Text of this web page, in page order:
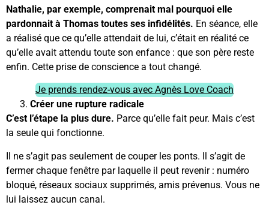
Nathalie, par exemple, comprenait mal pourquoi elle
pardonnait à Thomas toutes ses infidélités. En séance, elle
a réalisé que ce qu’elle attendait de lui, c’était en réalité ce
qu’elle avait attendu toute son enfance : que son père reste
enfin. Cette prise de conscience a tout changé.
Je prends rendez-vous avec Agnès Love Coach
Créer une rupture radicale
C’est l’étape la plus dure. Parce qu’elle fait peur. Mais c’est
la seule qui fonctionne.
Il ne s’agit pas seulement de couper les ponts. Il s’agit de
fermer chaque fenêtre par laquelle il peut revenir : numéro
bloqué, réseaux sociaux supprimés, amis prévenus. Vous ne
lui laissez aucun canal.